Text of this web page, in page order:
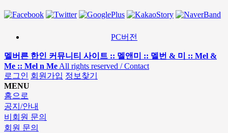
PC버전
멜버른 한인 커뮤니티 사이트 :: 멜앤미 :: 멜번 & 미 :: Mel &
Me :: Mel n MeAll rights reserved / Contact
로그인 회원가입 정보찾기
MENU
홈으로
공지/안내
비회원 문의
회원 문의